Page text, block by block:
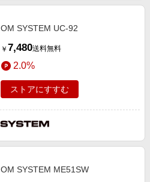
OM SYSTEM UC-92
￥ 7,480送料無料
2.0%
ストアにすすむ
OM SYSTEM ME51SW